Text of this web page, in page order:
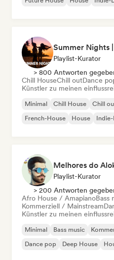
Playlist-Kurator
> 800 Antworten
Chill HouseChill outDance
Künstler zu meinen
Minimal Chill House Chill
French-House
House
Melhores do
Playlist-Kurator
> 200 Antworten
Afro House / AmapianoBass
Kommerziell / Mainstream
Künstler zu meinen
Minimal Bass music
Dance pop
Deep House